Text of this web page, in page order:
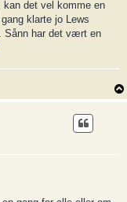
det vel komme en
klarte jo Lews
Sånn har det vært en